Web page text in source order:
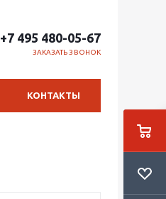
+7 495 480-05-67
ЗАКАЗАТЬ ЗВОНОК
КОНТАКТЫ